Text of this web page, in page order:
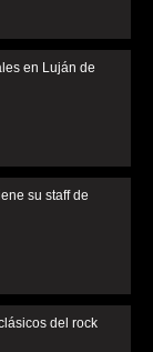
en Luján de
su staff de
del rock